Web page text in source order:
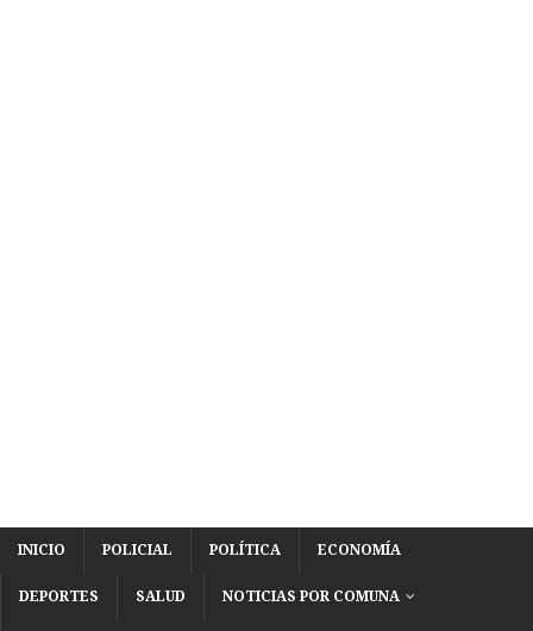
INICIO POLICIAL POLÍTICA ECONOMÍA
DEPORTES SALUD NOTICIAS POR COMUNA